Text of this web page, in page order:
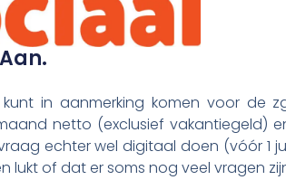
in aanmerking komen voor de
netto (exclusief vakantiegeld)
echter wel digitaal doen (vóór 1
lukt of dat er soms nog veel vragen